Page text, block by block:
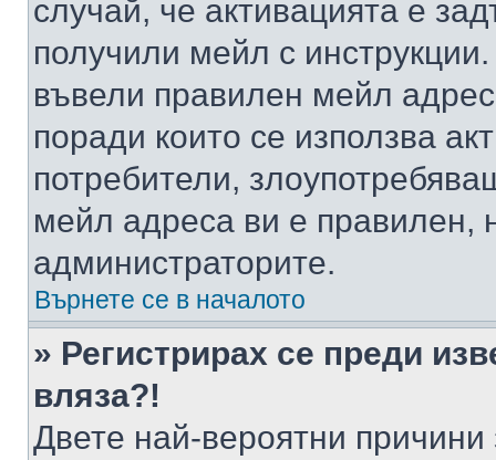
случай, че активацията е
получили мейл с
въвели правилен мейл
поради които се използва
потребители,
мейл адреса ви е правилен,
администраторите.
Върнете се в началото
» Регистрирах се преди
вляза?!
Двете най-вероятни